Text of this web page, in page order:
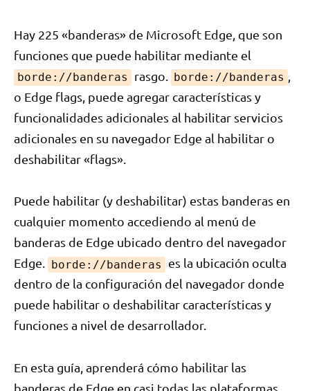
Hay 225 «banderas» de Microsoft Edge, que son
funciones que puede habilitar mediante el
borde://banderas rasgo. borde://banderas
o Edge flags, puede agregar características y
funcionalidades adicionales al habilitar servicios
adicionales en su navegador Edge al habilitar o
deshabilitar «flags».
Puede habilitar (y deshabilitar) estas banderas en
cualquier momento accediendo al menú de
banderas de Edge ubicado dentro del navegador
Edge. borde://banderas
es la ubicación oculta
dentro de la configuración del navegador donde
puede habilitar o deshabilitar características y
funciones a nivel de desarrollador.
En esta guía, aprenderá cómo habilitar las
banderas de Edge en casi todas las plataformas,